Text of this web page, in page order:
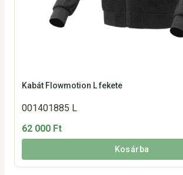
Kabát Flowmotion L fekete
001401885 L
62 000 Ft
Kosárba